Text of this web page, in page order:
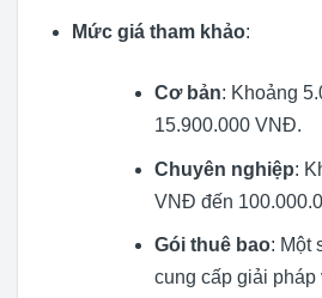
Mức giá tham khảo:
Cơ bản: Khoảng
15.900.000 VNĐ.
Chuyên nghiệp:
VNĐ đến
Gói thuê bao: Một
cung cấp giải